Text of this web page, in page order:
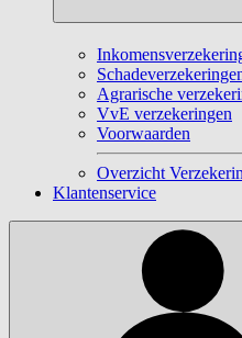
Agrarische
VvE verzekeringen
Voorwaarden
Overzicht
Klantenservice